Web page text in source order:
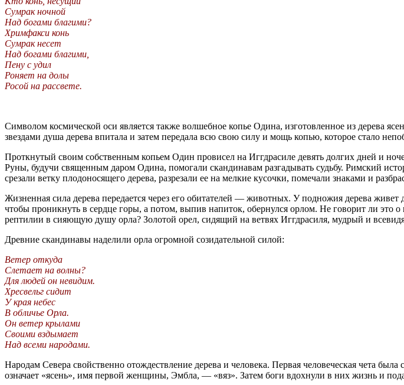
Сумрак ночной
Над богами благими?
Хримфакси конь
Сумрак несет
Над богами благими,
Пену с удил
Роняет на долы
Росой на рассвете.
Символом космической оси является также волшебное копье Одина, изготовленное из дерева
звездами душа дерева впитала и затем передала всю свою силу и мощь копью, которое стало
Проткнутый своим собственным копьем Один провисел на Иггдрасиле девять долгих дней и
Руны, будучи священным даром Одина, помогали скандинавам разгадывать судьбу. Римский
срезали ветку плодоносящего дерева, разрезали ее на мелкие кусочки, помечали знаками и
Жизненная сила дерева передается через его обитателей — животных. У подножия дерева
чтобы проникнуть в сердце горы, а потом, выпив напиток, обернулся орлом. Не говорит ли
рептилии в сияющую душу орла? Золотой орел, сидящий на ветвях Иггдрасиля, мудрый и
Древние скандинавы наделили орла огромной созидательной силой:
Ветер откуда
Слетает на волны?
Для людей он невидим.
Хресвельг сидит
У края небес
В обличье Орла.
Он ветер крылами
Своими вздымает
Над всеми народами.
Народам Севера свойственно отождествление дерева и человека. Первая человеческая чета
означает «ясень», имя первой женщины, Эмбла, — «вяз». Затем боги вдохнули в них жизнь и